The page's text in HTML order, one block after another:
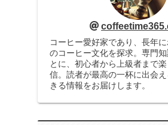
コーヒー愛好家であり、長年
のコーヒー文化を探求。専門
とに、初心者から上級者まで
信。読者が最高の一杯に出会
きる情報をお届けします。